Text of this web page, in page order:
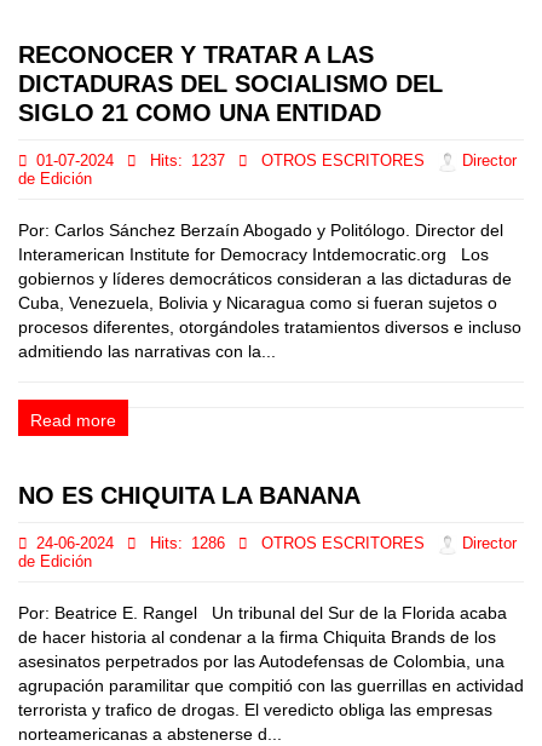
RECONOCER Y TRATAR A LAS
DICTADURAS DEL SOCIALISMO DEL
SIGLO 21 COMO UNA ENTIDAD
01-07-2024 Hits: 1237 OTROS ESCRITORES
Director
de Edición
Por: Carlos Sánchez Berzaín Abogado y Politólogo. Director del
Interamerican Institute for Democracy Intdemocratic.org Los
gobiernos y líderes democráticos consideran a las dictaduras de
Cuba, Venezuela, Bolivia y Nicaragua como si fueran sujetos o
procesos diferentes, otorgándoles tratamientos diversos e incluso
admitiendo las narrativas con la...
Read more
NO ES CHIQUITA LA BANANA
24-06-2024 Hits: 1286 OTROS ESCRITORES
Director
de Edición
Por: Beatrice E. Rangel Un tribunal del Sur de la Florida acaba
de hacer historia al condenar a la firma Chiquita Brands de los
asesinatos perpetrados por las Autodefensas de Colombia, una
agrupación paramilitar que compitió con las guerrillas en actividad
terrorista y trafico de drogas. El veredicto obliga las empresas
norteamericanas a abstenerse d...